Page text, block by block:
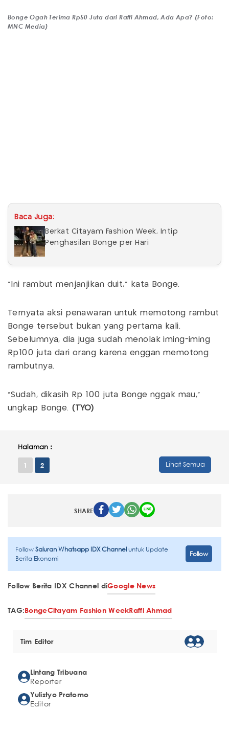
Bonge Ogah Terima Rp50 Juta dari Raffi Ahmad, Ada Apa? (Foto:
MNC Media)
Baca Juga:
Berkat Citayam Fashion Week, Intip
Penghasilan Bonge per Hari
"Ini rambut menjanjikan duit," kata Bonge.
Ternyata aksi penawaran untuk memotong rambut
Bonge tersebut bukan yang pertama kali.
Sebelumnya, dia juga sudah menolak iming-iming
Rp100 juta dari orang karena enggan memotong
rambutnya.
"Sudah, dikasih Rp 100 juta Bonge nggak mau,"
ungkap Bonge. (TYO)
Halaman :
1 2 Lihat Semua
SHARE
FollowSaluran Whatsapp IDX Channeluntuk Update
Berita Ekonomi
Follow
Follow Berita IDX Channel diGoogle News
TAG:BongeCitayam Fashion WeekRaffi Ahmad
Tim Editor
Lintang Tribuana
Reporter
Yulistyo Pratomo
Editor